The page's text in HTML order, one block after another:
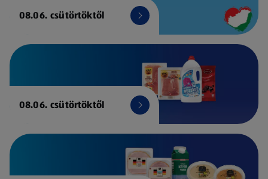
08.06. csütörtöktől
08.06. csütörtöktől